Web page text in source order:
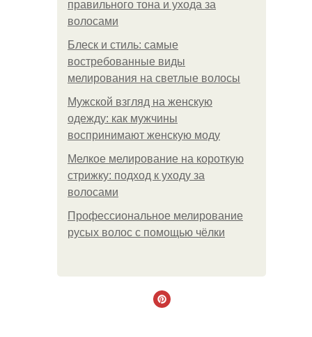
правильного тона и ухода за
волосами
Блеск и стиль: самые
востребованные виды
мелирования на светлые волосы
Мужской взгляд на женскую
одежду: как мужчины
воспринимают женскую моду
Мелкое мелирование на короткую
стрижку: подход к уходу за
волосами
Профессиональное мелирование
русых волос с помощью чёлки